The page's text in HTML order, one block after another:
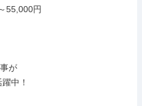
55,000円
が
中！